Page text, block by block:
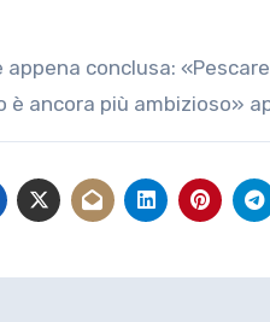
conclusa:
ancora più ambizioso»